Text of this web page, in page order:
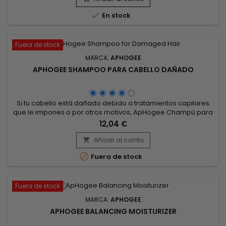
Té verde, rico en antioxidantes, protege el cabello de los
daños...
 En stock
Fuera de stock
MARCA: APHOGEE
APHOGEE SHAMPOO PARA CABELLO DAÑADO
Si tu cabello está dañado debido a tratamientos capilares
que le impones o por otros motivos, ApHogee Champú para
cabello dañado te permitirá corregir el problema.Champú
para cabello dañado, limpia suavemente, nutre el cuero
cabelludo, repara los daños capilares profundos y
reestructura la fibra.&nbsp; Enriquecido con proteínas,
colágeno y pantenol,...
12,04 €
 Añadir al carrito
 Fuera de stock
Fuera de stock
MARCA: APHOGEE
APHOGEE BALANCING MOISTURIZER